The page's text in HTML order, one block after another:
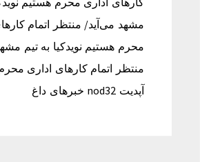
مشهد می‌آید/ منتظر اتمام
محرم هستیم نویدکیا به تیم
منتظر اتمام کارهای اداری
آپدیت nod32 خبرهای داغ